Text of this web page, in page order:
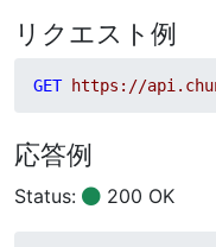
リクエスト例
GET https://
応答例
Status: 200 OK